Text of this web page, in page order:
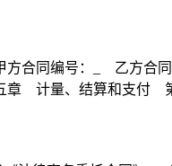
方合同编号：_ 乙
章 计量、结算和支付